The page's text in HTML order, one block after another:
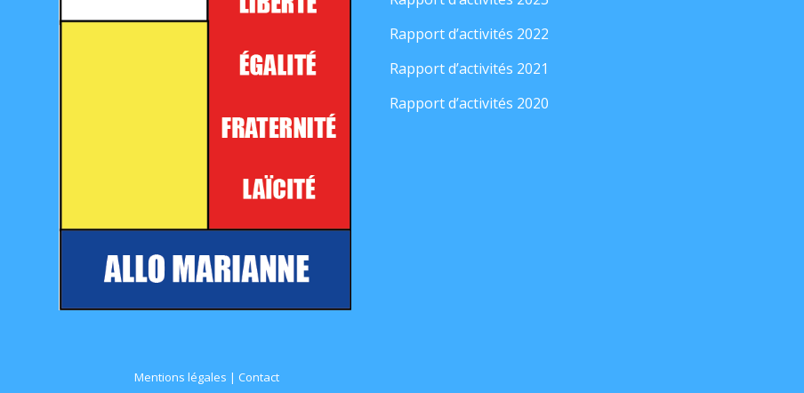
Rapport d’activités 2022
Rapport d’activités 2021
Rapport d’activités 2020
Mentions légales | Contact